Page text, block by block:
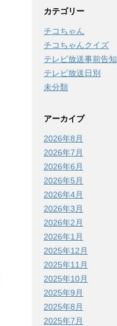
カテゴリー
チコちゃん
チコちゃんクイズ
テレビ放送事前告知
テレビ放送日別
未分類
アーカイブ
2026年8月
2026年7月
2026年6月
2026年5月
2026年4月
2026年3月
2026年2月
2026年1月
2025年12月
2025年11月
2025年10月
2025年9月
2025年8月
2025年7月